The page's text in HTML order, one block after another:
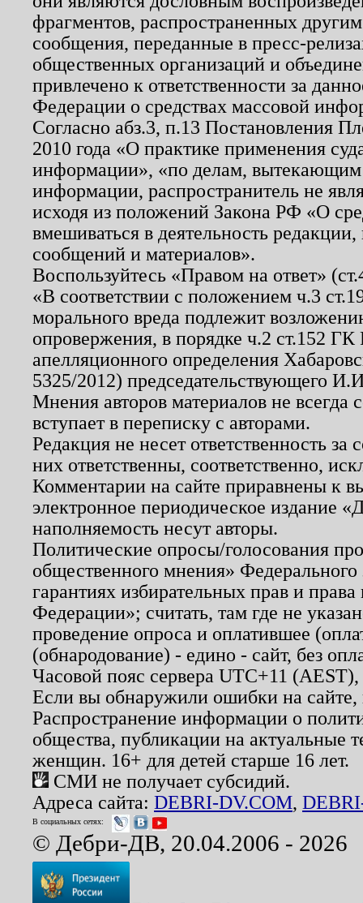
фрагментов, распространенных
сообщения, переданные в пресс-
общественных организаций и
привлечено к ответственности за
Федерации о средствах массовой
Согласно абз.3, п.13 Постановления
2010 года «О практике применения
информации», «по делам, вытекающим
информации, распространитель не
исходя из положений Закона РФ «О
вмешиваться в деятельность
сообщений и материалов».
Воспользуйтесь «Правом на ответ»
«В соответствии с положением ч.3
морального вреда подлежит
опровержения, в порядке ч.2 ст.152
апелляционного определения
5325/2012) председательствующего
Мнения авторов материалов не
вступает в переписку с авторами.
Редакция не несет ответственность
них ответственны, соответственно,
Комментарии на сайте приравнены к
электронное периодическое издание
наполняемость несут авторы.
Политические опросы/голосования
общественного мнения»
гарантиях избирательных прав и
Федерации»; считать, там где не
проведение опроса и оплатившее
(обнародование) - едино - сайт, без
Часовой пояс сервера UTC+11
Если вы обнаружили ошибки на
Распространение информации о
общества, публикации на актуальные
женщин. 16+ для детей старше 16 лет.
СМИ не получает субсидий.
Адреса сайта: DEBRI-DV.COM,
В социальных сетях:
© Дебри-ДВ, 20.04.2006 - 2026